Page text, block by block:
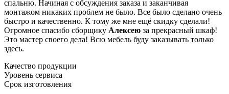
спальню. Начиная с обсуждения заказа и заканчивая
монтажом никаких проблем не было. Все было сделано очень
быстро и качественно. К тому же мне ещё скидку сделали!
Огромное спасибо сборщику Алексею за прекрасный шкаф!
Это мастер своего дела! Всю мебель буду заказывать только
здесь.
Качество продукции
Уровень сервиса
Срок изготовления